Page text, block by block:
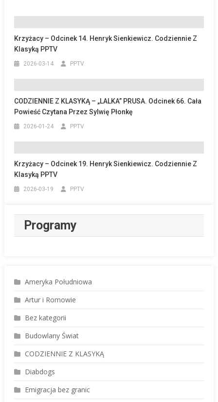
Krzyżacy – Odcinek 14. Henryk Sienkiewicz. Codziennie Z
Klasyką PPTV
2026-03-14 PPTV
CODZIENNIE Z KLASYKĄ – „LALKA” PRUSA. Odcinek 66. Cała
Powieść Czytana Przez Sylwię Płonkę
2026-01-24 PPTV
Krzyżacy – Odcinek 19. Henryk Sienkiewicz. Codziennie Z
Klasyką PPTV
2026-03-19 PPTV
Programy
Ameryka Południowa
Artur i Romowie
Bez kategorii
Budowlany Świat
CODZIENNIE Z KLASYKĄ
Diabdogs
Emigracja bez granic